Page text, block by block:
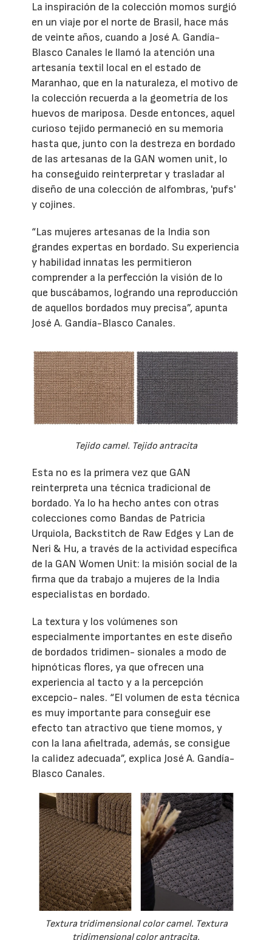
La inspiración de la colección momos surgió
en un viaje por el norte de Brasil, hace más
de veinte años, cuando a José A. Gandía-
Blasco Canales le llamó la atención una
artesanía textil local en el estado de
Maranhao, que en la naturaleza, el motivo de
la colección recuerda a la geometría de los
huevos de mariposa. Desde entonces, aquel
curioso tejido permaneció en su memoria
hasta que, junto con la destreza en bordado
de las artesanas de la GAN women unit, lo
ha conseguido reinterpretar y trasladar al
diseño de una colección de alfombras, 'pufs'
y cojines.
“Las mujeres artesanas de la India son
grandes expertas en bordado. Su experiencia
y habilidad innatas les permitieron
comprender a la perfección la visión de lo
que buscábamos, logrando una reproducción
de aquellos bordados muy precisa”, apunta
José A. Gandía-Blasco Canales.
Tejido camel. Tejido antracita
Esta no es la primera vez que GAN
reinterpreta una técnica tradicional de
bordado. Ya lo ha hecho antes con otras
colecciones como Bandas de Patricia
Urquiola, Backstitch de Raw Edges y Lan de
Neri & Hu, a través de la actividad específica
de la GAN Women Unit: la misión social de la
firma que da trabajo a mujeres de la India
especialistas en bordado.
La textura y los volúmenes son
especialmente importantes en este diseño
de bordados tridimen- sionales a modo de
hipnóticas flores, ya que ofrecen una
experiencia al tacto y a la percepción
excepcio- nales. “El volumen de esta técnica
es muy importante para conseguir ese
efecto tan atractivo que tiene momos, y
con la lana afieltrada, además, se consigue
la calidez adecuada”, explica José A. Gandía-
Blasco Canales.
Textura tridimensional color camel. Textura
tridimensional color antracita.